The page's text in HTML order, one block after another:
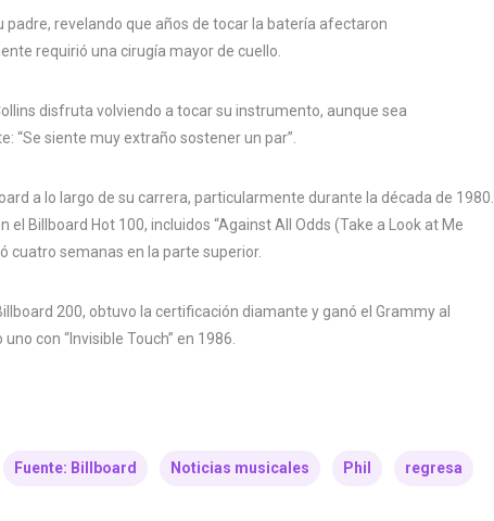
padre, revelando que años de tocar la batería afectaron
requirió una cirugía mayor de cuello.
disfruta volviendo a tocar su instrumento, aunque sea
“Se siente muy extraño sostener un par”.
a lo largo de su carrera, particularmente durante la década de 1980.
Billboard Hot 100, incluidos “Against All Odds (Take a Look at Me
cuatro semanas en la parte superior.
200, obtuvo la certificación diamante y ganó el Grammy al
con “Invisible Touch” en 1986.
Fuente: Billboard Noticias musicales Phil regresa